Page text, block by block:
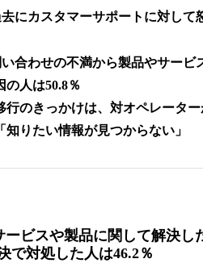
にカスタマーサポートに対して
合わせの不満から製品やサービ
の人は50.8％
きっかけは、対オペレーター
知りたい情報が見つからない」
ビスや製品に関して解決し
で対処した人は46.2％